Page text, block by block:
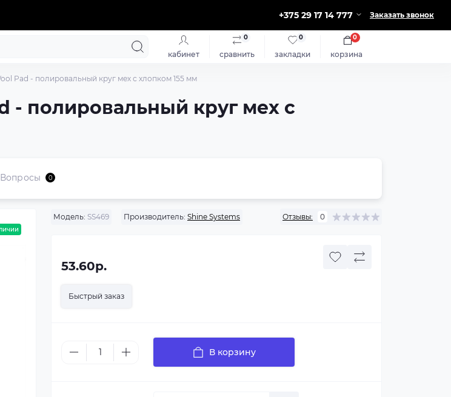
+375 29 17 14 777 Заказать звонок
кабинет сравнить
0
закладки
0
корзина
0
Pad - полировальный круг мех с хлопком 155 мм
- полировальный круг мех с
Вопросы 0
Модель: SS469 Производитель: Shine Systems Отзывы: 0
53.60р.
Быстрый заказ
В корзину